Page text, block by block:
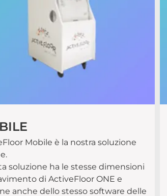
Mobile è la nostra soluzione
soluzione ha le stesse dimensioni
di ActiveFloor ONE e
anche dello stesso software delle